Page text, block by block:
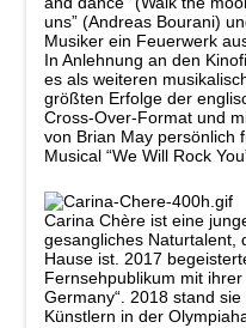
uns” (Andreas Bourani)
Musiker ein Feuerwerk
In Anlehnung an den
es als weiteren
größten Erfolge der
Cross-Over-Format und
von Brian May persönlich
Musical “We Will Rock
Carina Chèreist eine
gesangliches Naturtalent,
Hause ist. 2017
Fernsehpublikum mit
Germany“. 2018 stand
Künstlern in der